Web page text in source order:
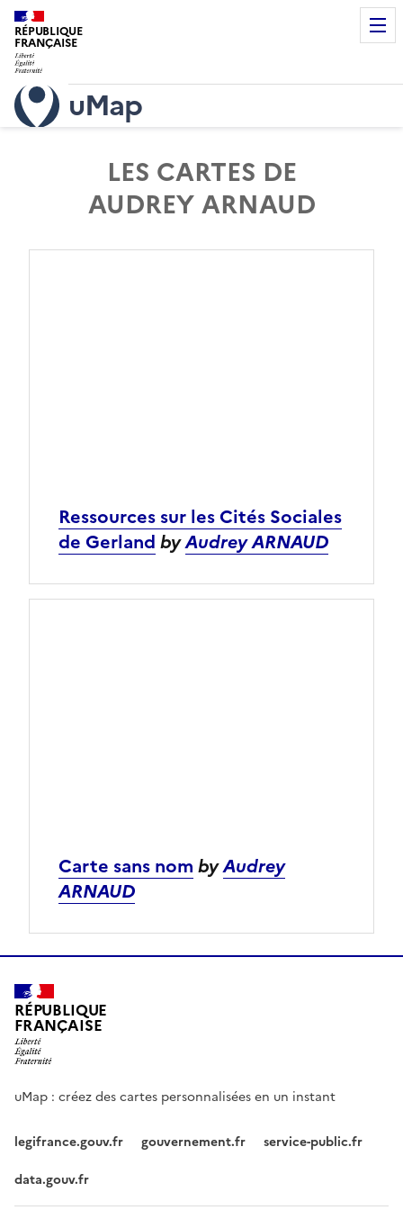
RÉPUBLIQUE
FRANÇAISE
uMap
LES CARTES DE
AUDREY ARNAUD
Ressources sur les Cités Sociales
de Gerland byAudrey ARNAUD
Carte sans nom byAudrey
ARNAUD
RÉPUBLIQUE
FRANÇAISE
uMap : créez des cartes personnalisées en un instant
legifrance.gouv.fr gouvernement.fr
service-public.fr
data.gouv.fr